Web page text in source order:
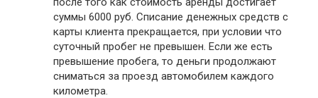
суммы 6000 руб. Списание денежных средств с
карты клиента прекращается, при условии что
суточный пробег не превышен. Если же есть
превышение пробега, то деньги продолжают
сниматься за проезд автомобилем каждого
километра.